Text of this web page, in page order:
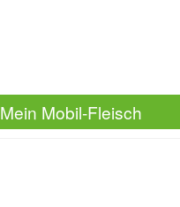
Mein Mobil-Fleisch